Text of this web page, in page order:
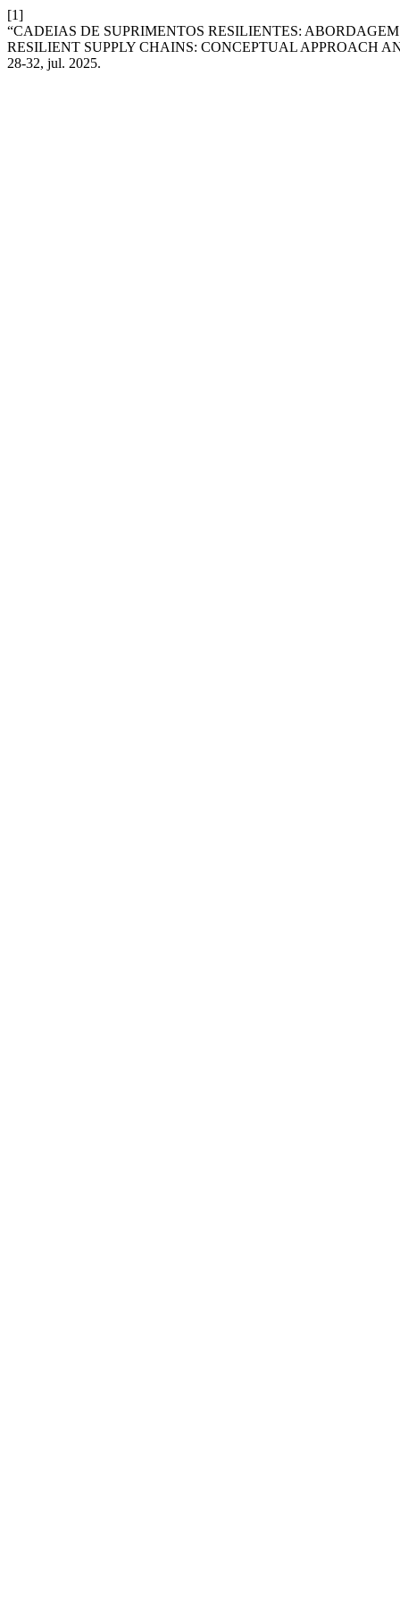
[1]
“CADEIAS DE SUPRIMENTOS RESILIENTES:
RESILIENT SUPPLY CHAINS: CONCEPTUAL APPROACH
28-32, jul. 2025.